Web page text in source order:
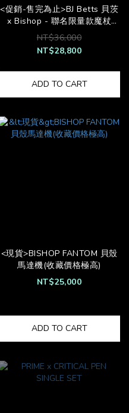
<促銷-售完為止>BJ Betts 貝茨
x Bishop - 聯名限量款魔杖
(4.2mm)
NT$36,000
NT$28,800
ADD TO CART
<現貨>BISHOP FANTOM 貝殼
馬達機(收藏價格極高)
NT$25,000
ADD TO CART